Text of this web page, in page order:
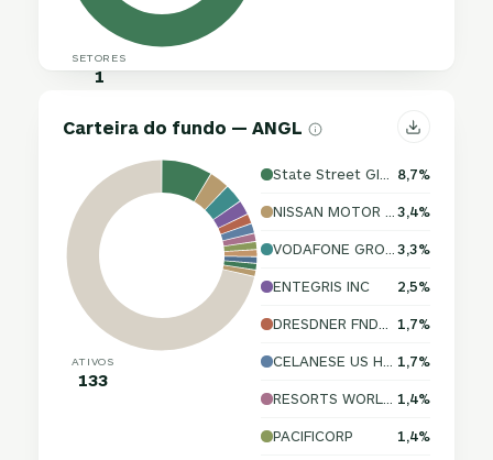
SETORES
1
Carteira do fundo — ANGL
ATIVOS
133
8,7%
3,4%
3,3%
ENTEGRIS INC 2,5%
1,7%
1,7%
1,4%
PACIFICORP 1,4%